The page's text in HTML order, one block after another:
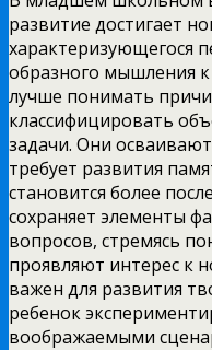
развитие достигает
характеризующегося
образного мышления
лучше понимать
классифицировать
задачи. Они
требует развития
становится более
сохраняет элементы
вопросов, стремясь
проявляют интерес к
важен для развития
ребенок
воображаемыми